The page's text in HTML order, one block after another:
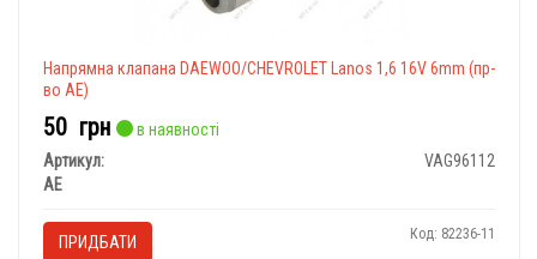
Напрямна клапана DAEWOO/CHEVROLET Lanos 1,6 16V 6mm (пр-
во AE)
50 грн
в наявності
Артикул:
VAG96112
AE
ПРИДБАТИ Код: 82236-11